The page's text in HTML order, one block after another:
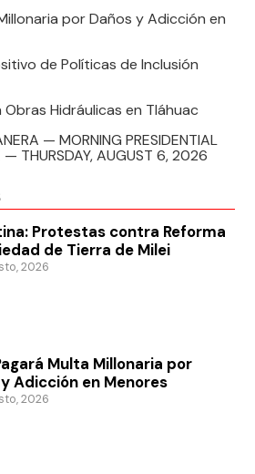
por Daños y Adicción en
de Políticas de Inclusión
Hidráulicas en Tláhuac
— MORNING PRESIDENTIAL
— THURSDAY, AUGUST 6, 2026
Protestas contra Reforma
de Tierra de Milei
2026
Multa Millonaria por
Adicción en Menores
2026